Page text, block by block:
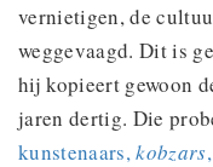
vernietigen, de
weggevaagd. Dit is
hij kopieert gewoon
jaren dertig. Die
kunstenaars,kobzars,